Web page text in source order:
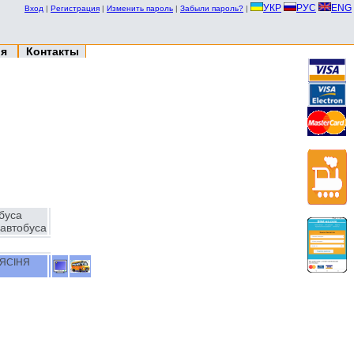
Вход | Регистрация | Изменить пароль | Забыли пароль? | УКР РУС ENG
Контакты